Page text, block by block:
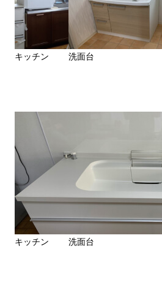
キッチン
洗面台
洗面台
キッチン